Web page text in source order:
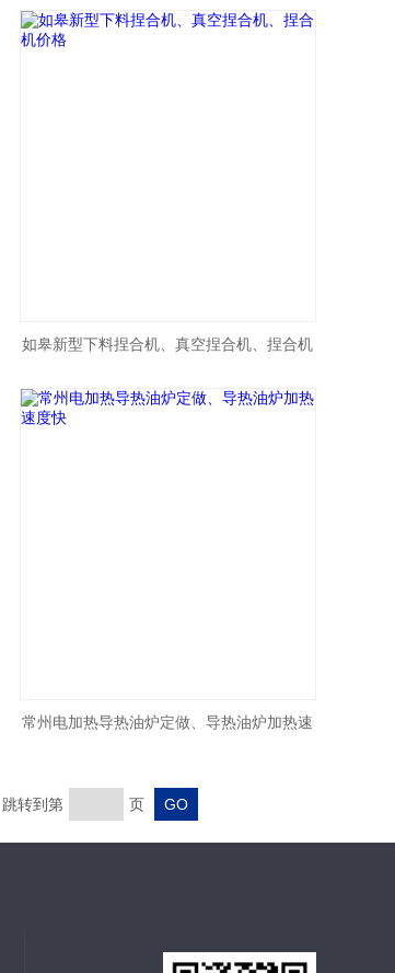
钢搅拌罐
如皋新型下料捏合机、真空捏合机、捏合机
价格
常州电加热导热油炉定做、导热油炉加热速
跳转到第 页